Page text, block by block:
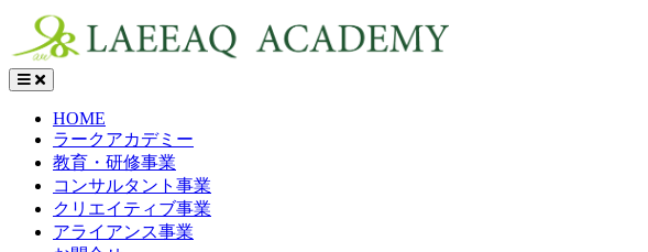
MENU
HOME
ラークアカデミー
教育・研修事業
コンサルタント事業
クリエイティブ事業
アライアンス事業